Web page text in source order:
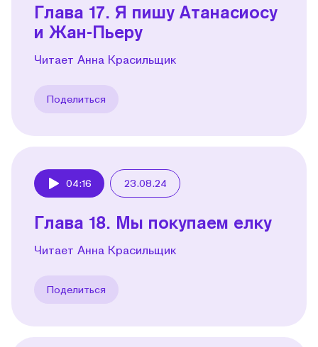
Глава 17. Я пишу Атанасиосу
и Жан-Пьеру
Читает Анна Красильщик
Поделиться
04:16 23.08.24
Глава 18. Мы покупаем елку
Читает Анна Красильщик
Поделиться